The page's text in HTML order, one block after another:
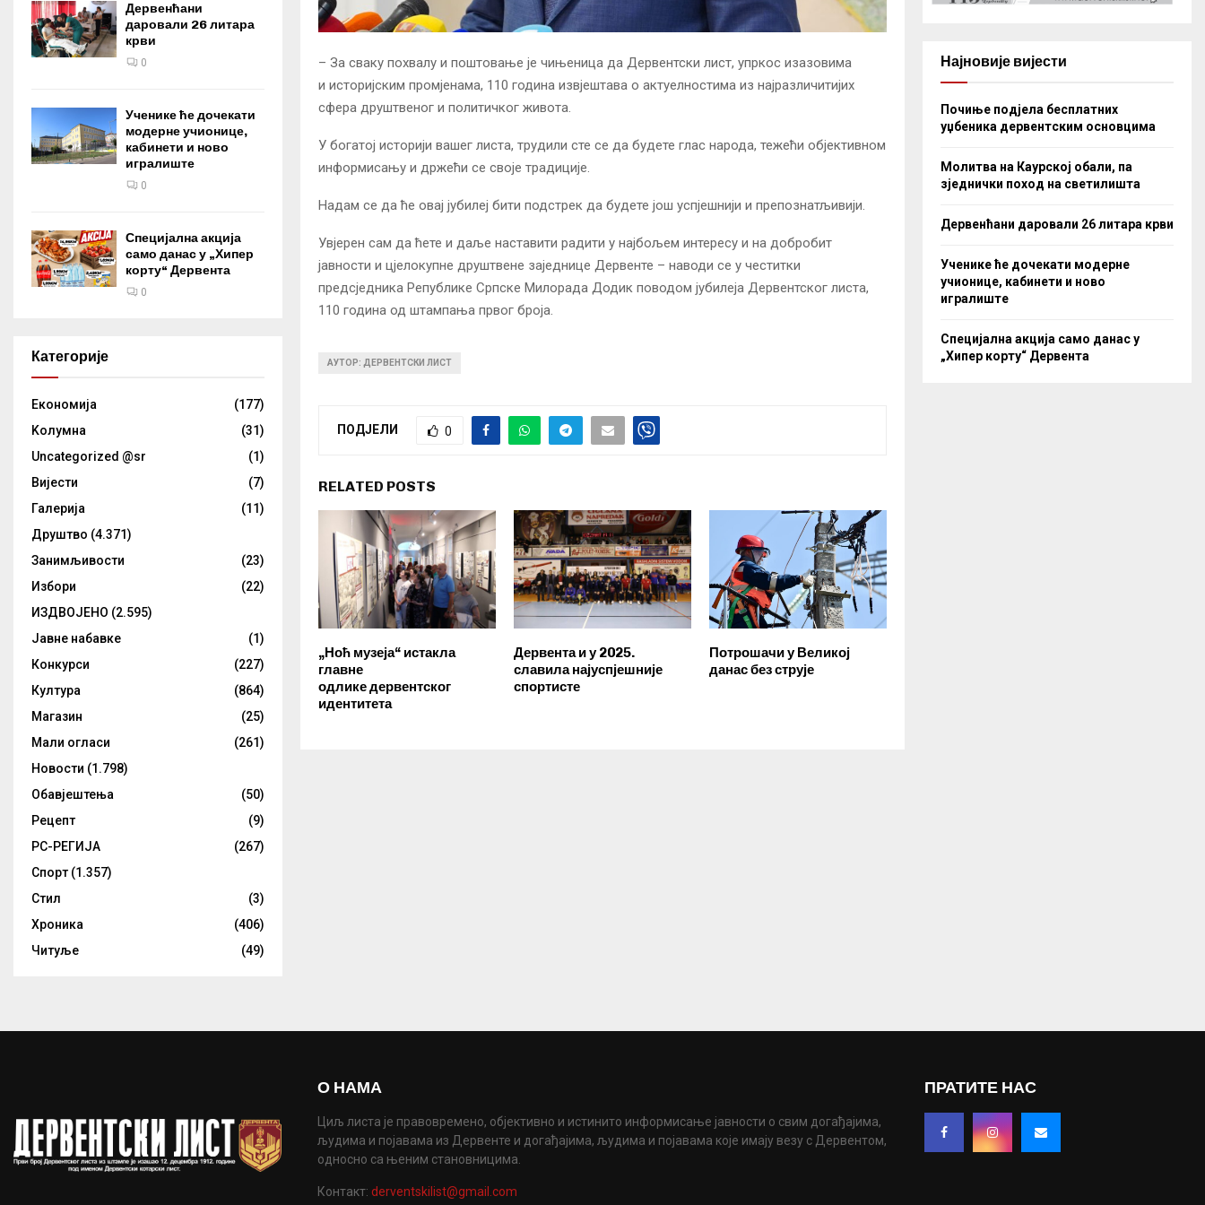
– За сваку похвалу и поштовање је чињеница да Дервентски лист, упркос изазовима
и историјским промјенама, 110 година извјештава о актуелностима из најразличитијих
сфера друштвеног и политичког живота.
У богатој историји вашег листа, трудили сте се да будете глас народа, тежећи објективном
информисању и држећи се своје традиције.
Надам се да ће овај јубилеј бити подстрек да будете још успјешнији и препознатљивији.
Увјерен сам да ћете и даље наставити радити у најбољем интересу и на добробит
јавности и цјелокупне друштвене заједнице Дервенте – наводи се у честитки
предсједника Републике Српске Милорада Додик поводом јубилеја Дервентског листа,
110 година од штампања првог броја.
АУТОР: ДЕРВЕНТСКИ ЛИСТ
ПОДЈЕЛИ 0
RELATED POSTS
„Ноћ музеја“ истакла
главне
одлике дервентског
идентитета
Дервента и у 2025.
славила најуспјешније
спортисте
Потрошачи у Великој
данас без струје
Дервенћани
даровали 26 литара
крви
0
Ученике ће дочекати
модерне учионице,
кабинети и ново
игралиште
0
Специјална акција
само данас у „Хипер
корту“ Дервента
0
Категорије
Eкономија
(177)
Kолумнa
(31)
Uncategorized @sr
(1)
Вијести
(7)
Галерија
(11)
Друштво (4.371)
Занимљивости
(23)
Избори
(22)
ИЗДВОЈЕНО (2.595)
Јавне набавке
(1)
Конкурси
(227)
Култура
(864)
Магазин
(25)
Мали огласи
(261)
Новости (1.798)
Обавјештења
(50)
Рецепт
(9)
РС-РЕГИЈА
(267)
Спорт (1.357)
Стил
(3)
Хроника
(406)
Читуље
(49)
Најновије вијести
Почиње подјела бесплатних
уџбеника дервентским основцима
Молитва на Каурској обали, па
зједнички поход на светилишта
Дервенћани даровали 26 литара крви
Ученике ће дочекати модерне
учионице, кабинети и ново
игралиште
Специјална акција само данас у
„Хипер корту“ Дервента
О НАМА
Циљ листа је правовремено, објективно и истинито информисање јавности о свим догађајима,
људима и појавама из Дервенте и догађајима, људима и појавама које имају везу с Дервентом,
односно са њеним становницима.
Контакт: derventskilist@gmail.com
ПРАТИТЕ НАС